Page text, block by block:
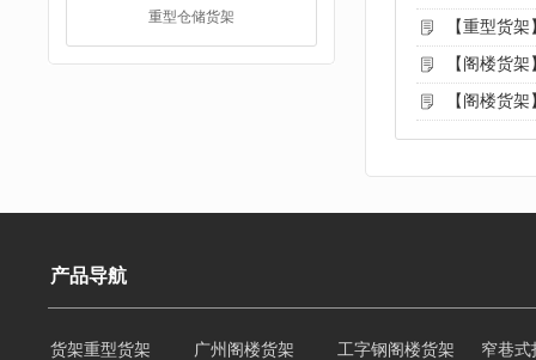
重型仓储货架
【重型货
【阁楼货
【阁楼货
产品导航
货架重型货架 广州阁楼货架 工字钢阁楼货架
窄巷式